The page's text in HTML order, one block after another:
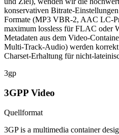
konservativen Bitrate-
Formate (MP3 VBR-2, AAC LC-
maximum lossless für FLAC oder
Metadaten aus dem Video-
Multi-Track-Audio) werden
Charset-Erhaltung für nicht-
3gp
3GPP Video
Quellformat
3GP is a multimedia container